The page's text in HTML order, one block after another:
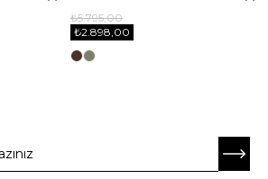
₺2.898,00
₺5.795,00